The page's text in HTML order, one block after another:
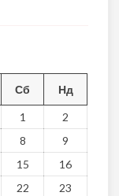
Сб Нд
1
2
8
9
15
16
22
23